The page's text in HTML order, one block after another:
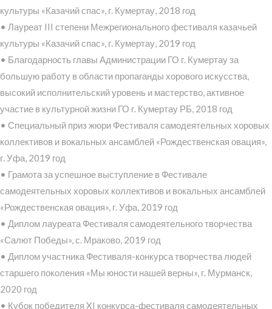
культуры «Казачий спас», г. Кумертау, 2018 год
• Лауреат III степени Межрегионального фестиваля казачьей
культуры «Казачий спас», г. Кумертау, 2019 год
• Благодарность главы Администрации ГО г. Кумертау за
большую работу в области пропаганды хорового искусства,
высокий исполнительский уровень и мастерство, активное
участие в культурной жизни ГО г. Кумертау РБ, 2018 год
• Специальный приз жюри Фестиваля самодеятельных хоровых
коллективов и вокальных ансамблей «Рождественская овация»,
г. Уфа, 2019 год
• Грамота за успешное выступление в Фестивале
самодеятельных хоровых коллективов и вокальных ансамблей
«Рождественская овация», г. Уфа, 2019 год
• Диплом лауреата Фестиваля самодеятельного творчества
«Салют Победы», с. Мраково, 2019 год
• Диплом участника Фестиваля-конкурса творчества людей
старшего поколения «Мы юности нашей верны», г. Мурманск,
2020 год
• Кубок победителя XI конкурса-фестиваля самодеятельных